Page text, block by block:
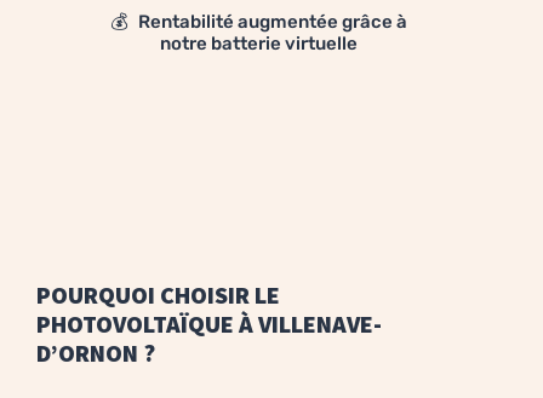
💰 Rentabilité augmentée grâce à
notre batterie virtuelle
POURQUOI CHOISIR LE
PHOTOVOLTAÏQUE À VILLENAVE-
D’ORNON ?